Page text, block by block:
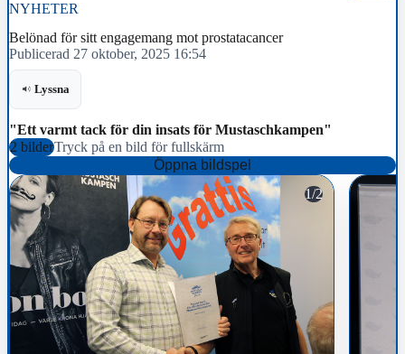
NYHETER
Belönad för sitt engagemang mot prostatacancer
Publicerad 27 oktober, 2025 16:54
Lyssna
"Ett varmt tack för din insats för Mustaschkampen"
2 bilderTryck på en bild för fullskärm
Öppna bildspel
1/2